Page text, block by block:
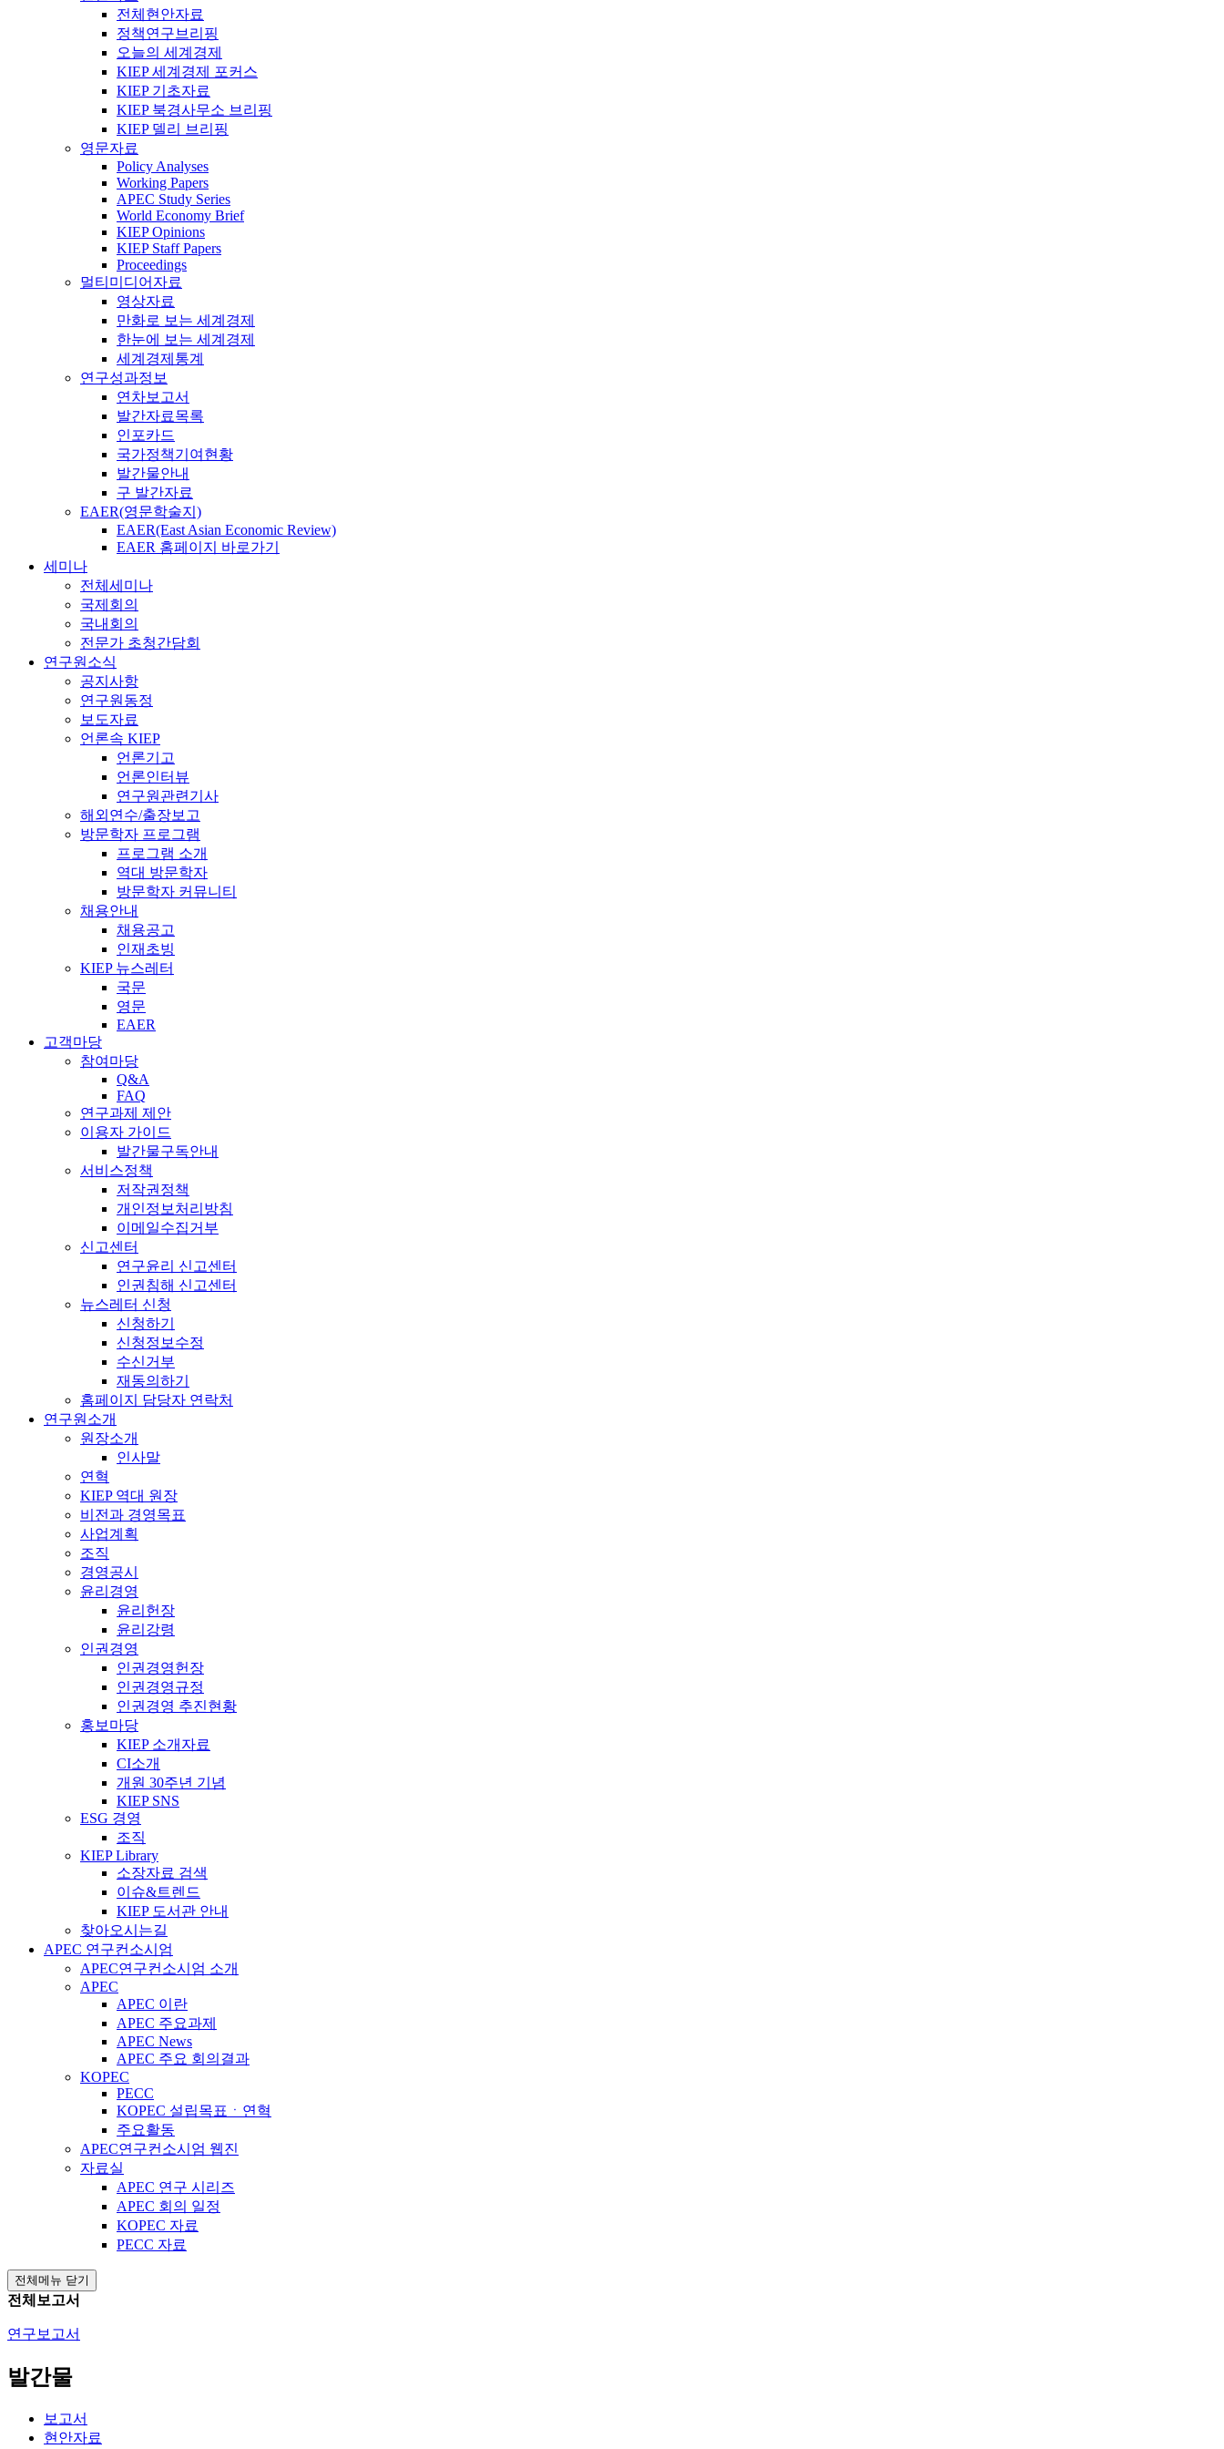
전체현안자료
정책연구브리핑
오늘의 세계경제
KIEP 세계경제 포커스
KIEP 기초자료
KIEP 북경사무소 브리핑
KIEP 델리 브리핑
영문자료
Policy Analyses
Working Papers
APEC Study Series
World Economy Brief
KIEP Opinions
KIEP Staff Papers
Proceedings
멀티미디어자료
영상자료
만화로 보는 세계경제
한눈에 보는 세계경제
세계경제통계
연구성과정보
연차보고서
발간자료목록
인포카드
국가정책기여현황
발간물안내
구 발간자료
EAER(영문학술지)
EAER(East Asian Economic Review)
EAER 홈페이지 바로가기
세미나
전체세미나
국제회의
국내회의
전문가 초청간담회
연구원소식
공지사항
연구원동정
보도자료
언론속 KIEP
언론기고
언론인터뷰
연구원관련기사
해외연수/출장보고
방문학자 프로그램
프로그램 소개
역대 방문학자
방문학자 커뮤니티
채용안내
채용공고
인재초빙
KIEP 뉴스레터
국문
영문
EAER
고객마당
참여마당
Q&A
FAQ
연구과제 제안
이용자 가이드
발간물구독안내
서비스정책
저작권정책
개인정보처리방침
이메일수집거부
신고센터
연구윤리 신고센터
인권침해 신고센터
뉴스레터 신청
신청하기
신청정보수정
수신거부
재동의하기
홈페이지 담당자 연락처
연구원소개
원장소개
인사말
연혁
KIEP 역대 원장
비전과 경영목표
사업계획
조직
경영공시
윤리경영
윤리헌장
윤리강령
인권경영
인권경영헌장
인권경영규정
인권경영 추진현황
홍보마당
KIEP 소개자료
CI소개
개원 30주년 기념
KIEP SNS
ESG 경영
조직
KIEP Library
소장자료 검색
이슈&트렌드
KIEP 도서관 안내
찾아오시는길
APEC 연구컨소시엄
APEC연구컨소시엄 소개
APEC
APEC 이란
APEC 주요과제
APEC News
APEC 주요 회의결과
KOPEC
PECC
KOPEC 설립목표ㆍ연혁
주요활동
APEC연구컨소시엄 웹진
자료실
APEC 연구 시리즈
APEC 회의 일정
KOPEC 자료
PECC 자료
전체메뉴 닫기
전체보고서
연구보고서
발간물
보고서
현안자료